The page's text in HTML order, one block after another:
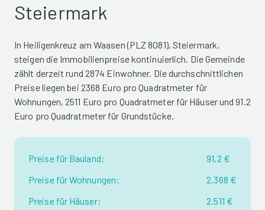
Steiermark
In Heiligenkreuz am Waasen (PLZ 8081), Steiermark,
steigen die Immobilienpreise kontinuierlich. Die Gemeinde
zählt derzeit rund 2874 Einwohner. Die durchschnittlichen
Preise liegen bei 2368 Euro pro Quadratmeter für
Wohnungen, 2511 Euro pro Quadratmeter für Häuser und 91.2
Euro pro Quadratmeter für Grundstücke.
Preise für Bauland:
91,2 €
Preise für Wohnungen:
2.368 €
Preise für Häuser:
2.511 €